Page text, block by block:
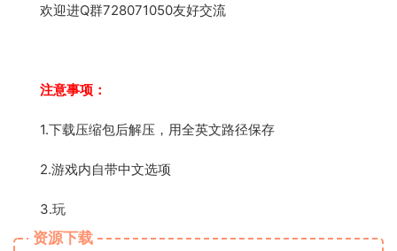
欢迎进Q群728071050友好交流
注意事项：
1.下载压缩包后解压，用全英文路径保存
2.游戏内自带中文选项
3.玩
资源下载